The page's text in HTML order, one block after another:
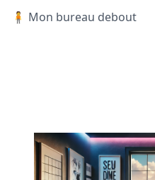
🧍 Mon bureau debout